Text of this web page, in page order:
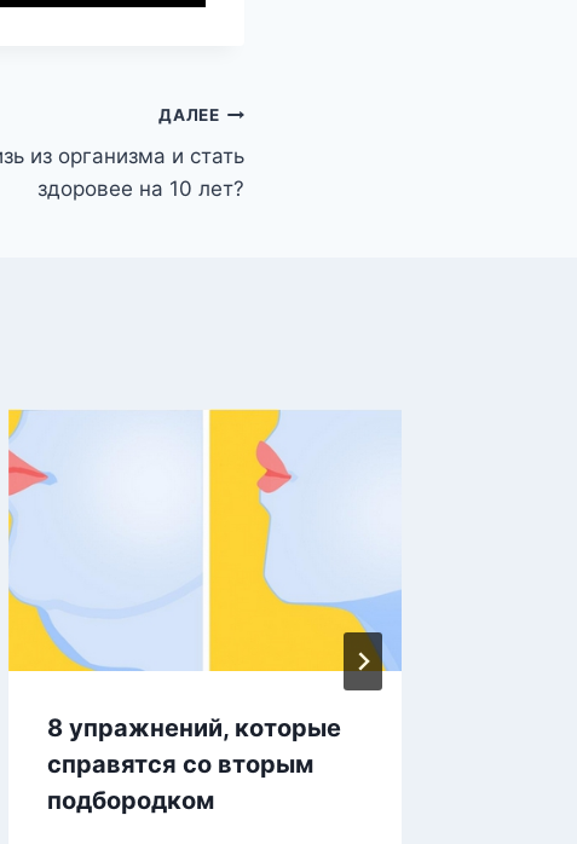
ДАЛЕЕ
из организма и стать
здоровее на 10 лет?
8 упражнений, которые
справятся со вторым
подбородком